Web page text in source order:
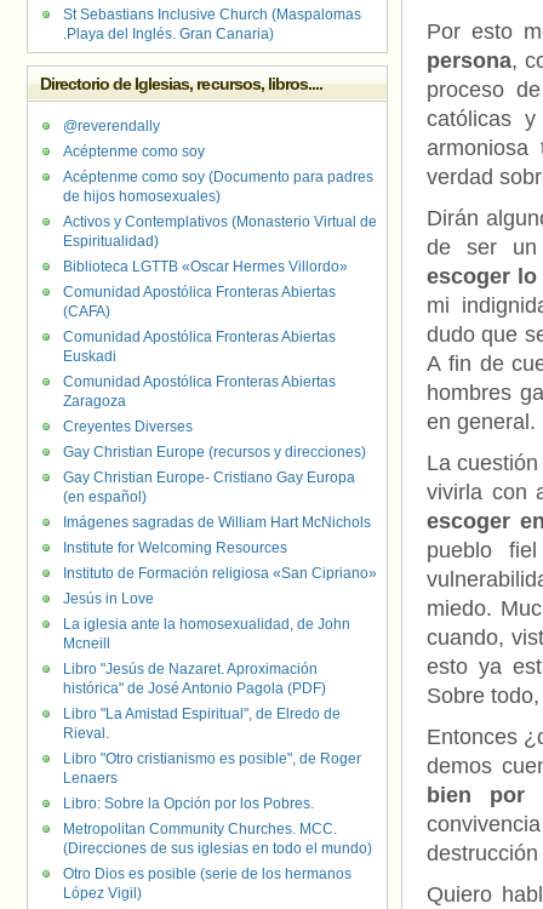
Por esto
persona,
proceso
católicas
verdad
Dirán
de ser un
escoger
mi
dudo que
A fin de
hombres
en general.
La
vivirla con
escoger
pueblo
miedo.
cuando,
esto ya
Sobre
Entonces
demos
bien por
Quiero
St Sebastians Inclusive Church (Maspalomas
.Playa del Inglés. Gran Canaria)
Directorio de Iglesias, recursos, libros....
@reverendally
Acéptenme como soy
Acéptenme como soy (Documento para padres
de hijos homosexuales)
Activos y Contemplativos (Monasterio Virtual de
Espiritualidad)
Biblioteca LGTTB «Oscar Hermes Villordo»
Comunidad Apostólica Fronteras Abiertas
(CAFA)
Comunidad Apostólica Fronteras Abiertas
Euskadi
Comunidad Apostólica Fronteras Abiertas
Zaragoza
Creyentes Diverses
Gay Christian Europe (recursos y direcciones)
Gay Christian Europe- Cristiano Gay Europa
(en español)
Imágenes sagradas de William Hart McNichols
Institute for Welcoming Resources
Instituto de Formación religiosa «San Cipriano»
Jesús in Love
La iglesia ante la homosexualidad, de John
Mcneill
Libro "Jesús de Nazaret. Aproximación
histórica" de José Antonio Pagola (PDF)
Libro "La Amistad Espiritual", de Elredo de
Rieval.
Libro "Otro cristianismo es posible", de Roger
Lenaers
Libro: Sobre la Opción por los Pobres.
Metropolitan Community Churches. MCC.
(Direcciones de sus iglesias en todo el mundo)
Otro Dios es posible (serie de los hermanos
López Vigil)